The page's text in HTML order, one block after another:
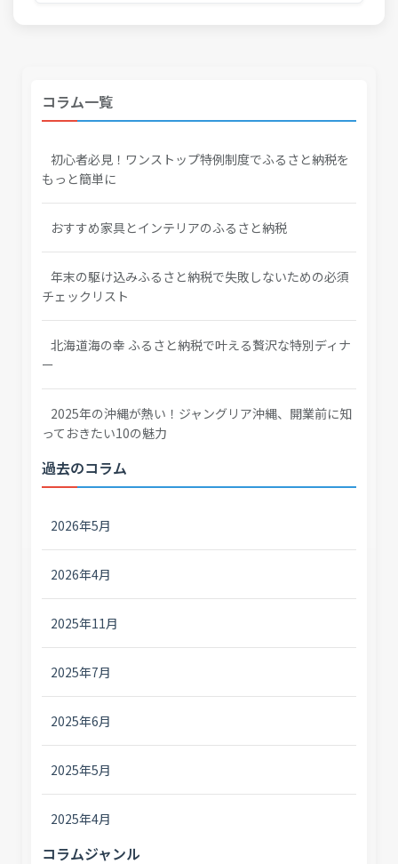
コラム一覧
初心者必見！ワンストップ特例制度でふるさと納税を
もっと簡単に
おすすめ家具とインテリアのふるさと納税
年末の駆け込みふるさと納税で失敗しないための必須
チェックリスト
北海道海の幸 ふるさと納税で叶える贅沢な特別ディナ
ー
2025年の沖縄が熱い！ジャングリア沖縄、開業前に知
っておきたい10の魅力
過去のコラム
2026年5月
2026年4月
2025年11月
2025年7月
2025年6月
2025年5月
2025年4月
コラムジャンル